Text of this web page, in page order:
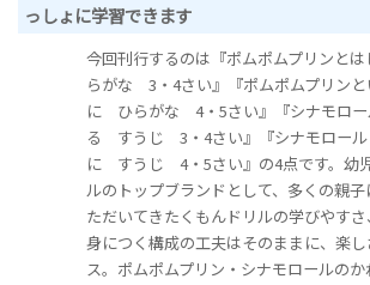
っしょに学習できます
今回刊行するのは『ポムポムプリンと
らがな 3・4さい』『ポムポムプリンと
に ひらがな 4・5さい』『シナモロー
る すうじ 3・4さい』『シナモロール
に すうじ 4・5さい』の4点です。幼
ルのトップブランドとして、多くの親子
ただいてきたくもんドリルの学びやすさ
身につく構成の工夫はそのままに、楽
ス。ポムポムプリン・シナモロールの